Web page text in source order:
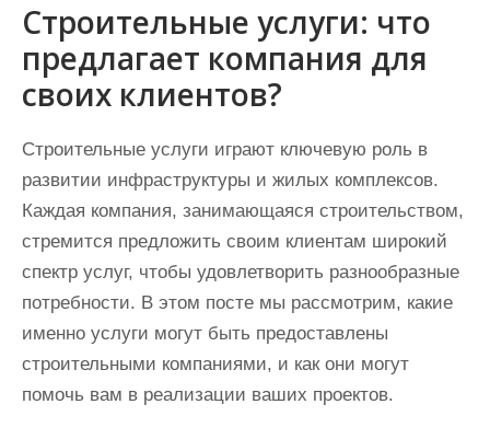
Строительные услуги: что
предлагает компания для
своих клиентов?
Строительные услуги играют ключевую роль в
развитии инфраструктуры и жилых комплексов.
Каждая компания, занимающаяся строительством,
стремится предложить своим клиентам широкий
спектр услуг, чтобы удовлетворить разнообразные
потребности. В этом посте мы рассмотрим, какие
именно услуги могут быть предоставлены
строительными компаниями, и как они могут
помочь вам в реализации ваших проектов.